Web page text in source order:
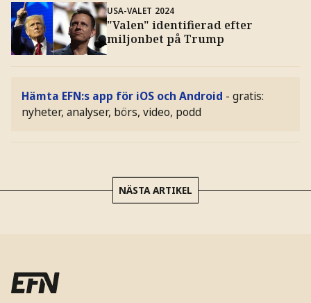
USA-VALET 2024
"Valen" identifierad efter
miljonbet på Trump
Hämta EFN:s app för iOS och Android - gratis:
nyheter, analyser, börs, video, podd
NÄSTA ARTIKEL